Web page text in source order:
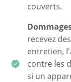
couverts.
recevez
entretien,
contre les
si un